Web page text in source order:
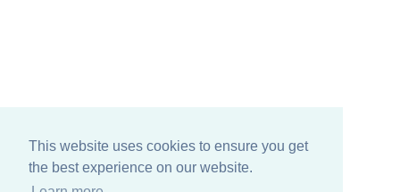
This website uses cookies to ensure you get
the best experience on our website.